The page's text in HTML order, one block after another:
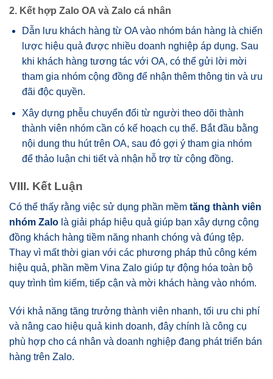
2. Kết hợp Zalo OA và Zalo cá nhân
Dẫn lưu khách hàng từ OA vào nhóm bán hàng là chiến
lược hiệu quả được nhiều doanh nghiệp áp dụng. Sau
khi khách hàng tương tác với OA, có thể gửi lời mời
tham gia nhóm cộng đồng để nhận thêm thông tin và ưu
đãi độc quyền.
Xây dựng phễu chuyển đổi từ người theo dõi thành
thành viên nhóm cần có kế hoạch cụ thể. Bắt đầu bằng
nội dung thu hút trên OA, sau đó gợi ý tham gia nhóm
để thảo luận chi tiết và nhận hỗ trợ từ cộng đồng.
VIII. Kết Luận
Có thể thấy rằng việc sử dụng phần mềm tăng thành viên
nhóm Zalo là giải pháp hiệu quả giúp bạn xây dựng cộng
đồng khách hàng tiềm năng nhanh chóng và đúng tệp.
Thay vì mất thời gian với các phương pháp thủ công kém
hiệu quả, phần mềm Vina Zalo giúp tự động hóa toàn bộ
quy trình tìm kiếm, tiếp cận và mời khách hàng vào nhóm.
Với khả năng tăng trưởng thành viên nhanh, tối ưu chi phí
và nâng cao hiệu quả kinh doanh, đây chính là công cụ
phù hợp cho cá nhân và doanh nghiệp đang phát triển bán
hàng trên Zalo.